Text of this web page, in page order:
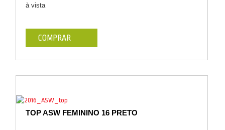
à vista
COMPRAR
TOP ASW FEMININO 16 PRETO